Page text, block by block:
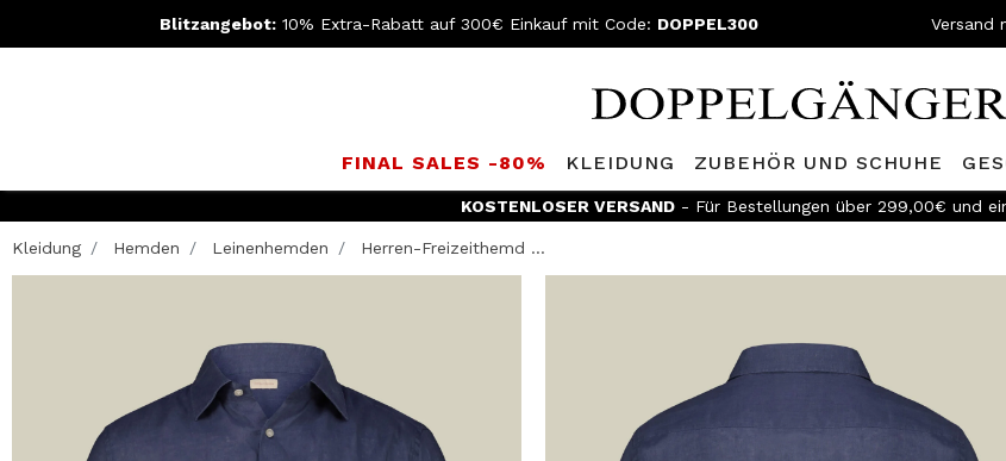
Blitzangebot: 10% Extra-Rabatt auf 300€ Einkauf mit Code: DOPPEL300 Versand
FINAL SALES -80% KLEIDUNG ZUBEHÖR UND SCHUHE
KOSTENLOSER VERSAND - Für Bestellungen über 299,00€ und
Kleidung Hemden Leinenhemden Herren-Freizeithemd ...